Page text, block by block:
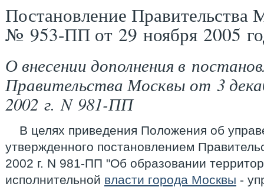
Постановление Правительства
№ 953-ПП от 29 ноября 2005
О внесении дополнения в
Правительства Москвы от 3
2002 г. N 981-ПП
В целях приведения Положения об
утвержденного постановлением
2002 г. N 981-ПП "Об образовании
исполнительной власти города Москвы -